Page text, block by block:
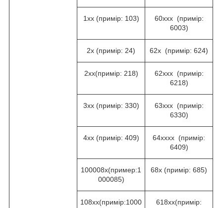
1хх (примір: 103)
60ххх (примір:
6003)
2х (примір: 24) 62х (примір: 624)
2хх(примір: 218)
62ххх (примір:
6218)
3хх (примір: 330)
63ххх (примір:
6330)
4хх (примір: 409)
64хххх (примір:
6409)
100008х(пример:1
000085)
68х (примір: 685)
108xx(примір:1000
618xx(примір: